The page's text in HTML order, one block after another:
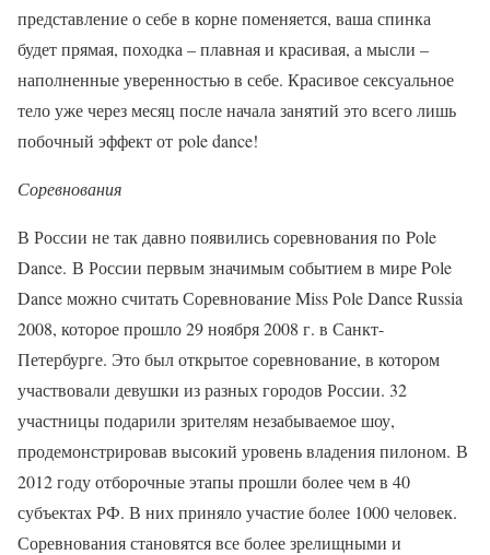
представление о себе в корне поменяется, ваша спинка
будет прямая, походка – плавная и красивая, а мысли –
наполненные уверенностью в себе. Красивое сексуальное
тело уже через месяц после начала занятий это всего лишь
побочный эффект от pole dance!
Соревнования
В России не так давно появились соревнования по Pole
Dance. В России первым значимым событием в мире Pole
Dance можно считать Соревнование Miss Pole Dance Russia
2008, которое прошло 29 ноября 2008 г. в Санкт-
Петербурге. Это был открытое соревнование, в котором
участвовали девушки из разных городов России. 32
участницы подарили зрителям незабываемое шоу,
продемонстрировав высокий уровень владения пилоном. В
2012 году отборочные этапы прошли более чем в 40
субъектах РФ. В них приняло участие более 1000 человек.
Соревнования становятся все более зрелищными и